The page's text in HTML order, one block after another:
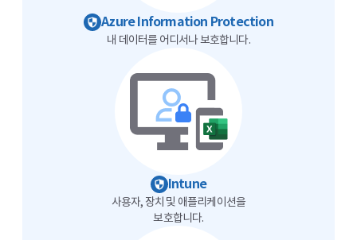
Azure Information Protection
내 데이터를 어디서나 보호합니다.
Intune
사용자, 장치 및 애플리케이션을
보호합니다.